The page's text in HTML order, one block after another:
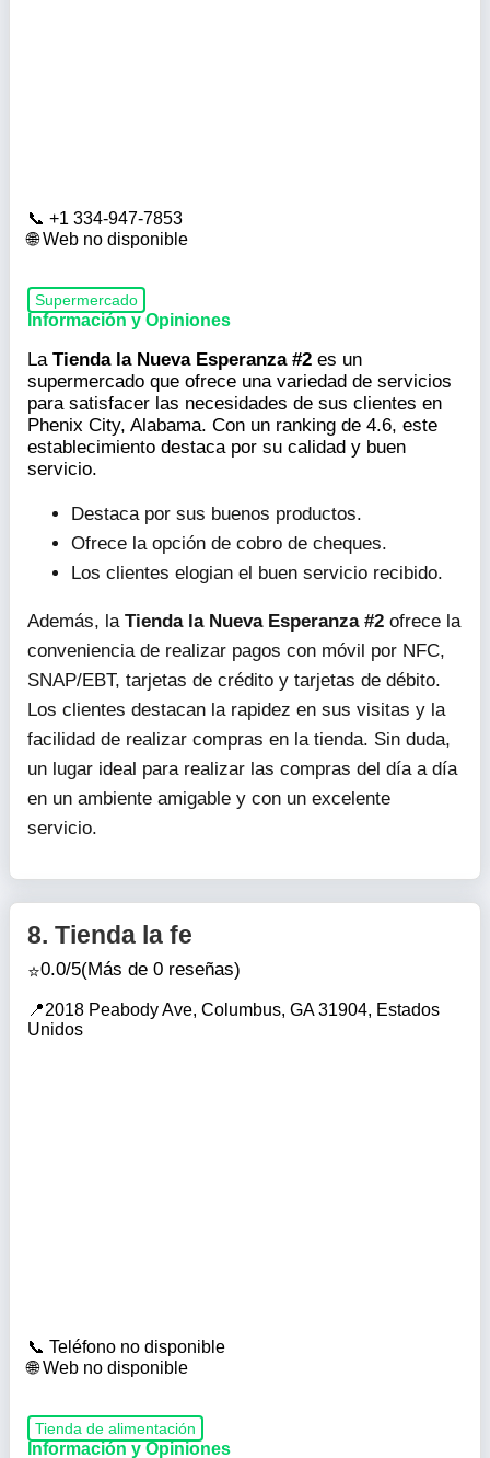
+1 334-947-7853
Web no disponible
Supermercado
Información y Opiniones
La Tienda la Nueva Esperanza #2 es un
supermercado que ofrece una variedad de servicios
para satisfacer las necesidades de sus clientes en
Phenix City, Alabama. Con un ranking de 4.6, este
establecimiento destaca por su calidad y buen
servicio.
Destaca por sus buenos productos.
Ofrece la opción de cobro de cheques.
Los clientes elogian el buen servicio recibido.
Además, la Tienda la Nueva Esperanza #2 ofrece la
conveniencia de realizar pagos con móvil por NFC,
SNAP/EBT, tarjetas de crédito y tarjetas de débito.
Los clientes destacan la rapidez en sus visitas y la
facilidad de realizar compras en la tienda. Sin duda,
un lugar ideal para realizar las compras del día a día
en un ambiente amigable y con un excelente
servicio.
Teléfono no disponible
Web no disponible
8. Tienda la fe
0.0/5(Más de 0 reseñas)
2018 Peabody Ave, Columbus, GA 31904, Estados
Unidos
Tienda de alimentación
Información y Opiniones